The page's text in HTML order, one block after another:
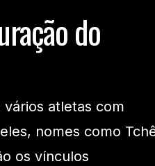
do
atletas com
nomes como
os vínculos